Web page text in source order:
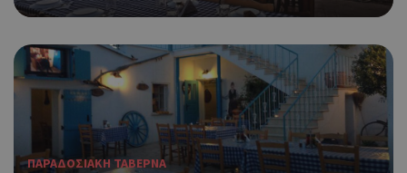
ΠΑΡΑΔΟΣΙΑΚΗ ΤΑΒΕΡΝΑ